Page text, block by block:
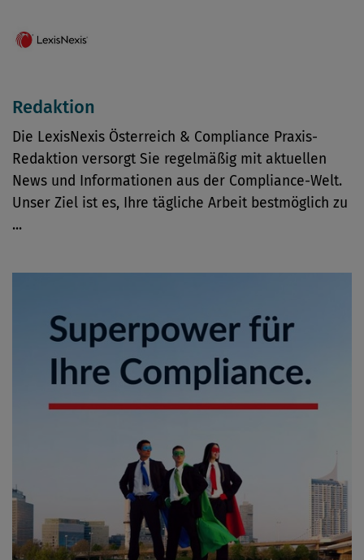
Redaktion
Die LexisNexis Österreich & Compliance Praxis-
Redaktion versorgt Sie regelmäßig mit aktuellen
News und Informationen aus der Compliance-Welt.
Unser Ziel ist es, Ihre tägliche Arbeit bestmöglich zu
...